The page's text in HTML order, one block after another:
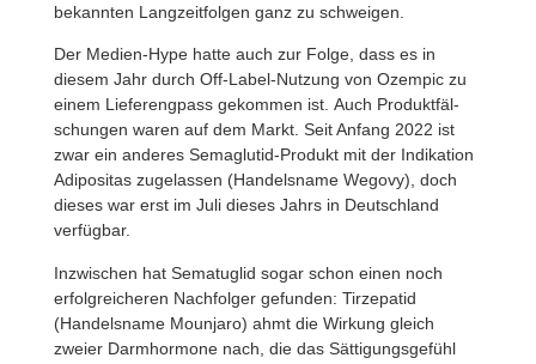
bekannten Lang­zeit­folgen ganz zu schweigen.
Der Medien-Hype hatte auch zur Folge, dass es in
diesem Jahr durch Off-Label-Nutzung von Ozempic zu
einem Liefer­eng­pass gekommen ist. Auch Produkt­fäl­
schungen waren auf dem Markt. Seit Anfang 2022 ist
zwar ein anderes Semaglutid-Produkt mit der Indi­ka­tion
Adipo­sitas zuge­lassen (Handels­name Wegovy), doch
dieses war erst im Juli dieses Jahrs in Deutsch­land
verfügbar.
Inzwi­schen hat Sema­tu­glid sogar schon einen noch
erfolg­rei­cheren Nach­folger gefunden: Tirze­patid
(Handels­name Moun­jaro) ahmt die Wirkung gleich
zweier Darm­hor­mone nach, die das Sätti­gungs­ge­fühl